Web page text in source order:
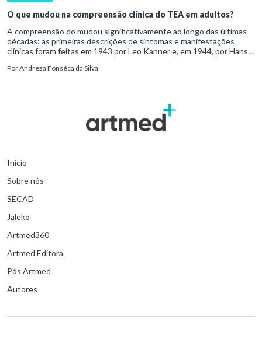
O que mudou na compreensão clínica do TEA em adultos?
A compreensão do mudou significativamente ao longo das últimas
décadas: as primeiras descrições de sintomas e manifestações
clínicas foram feitas em 1943 por Leo Kanner e, em 1944, por Hans
PorAndreza Fonsêca da Silva
Início
Sobre nós
SECAD
Jaleko
Artmed360
Artmed Editora
Pós Artmed
Autores